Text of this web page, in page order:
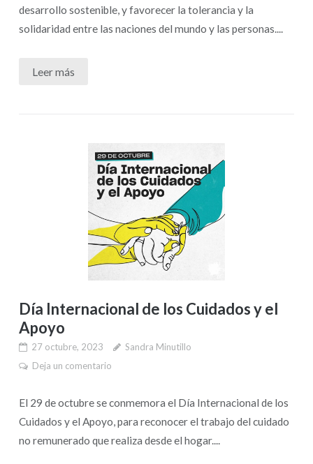
desarrollo sostenible, y favorecer la tolerancia y la
solidaridad entre las naciones del mundo y las personas....
Leer más
Día Internacional de los Cuidados y el
Apoyo
27 octubre, 2023
Sandra Minutillo
Deja un comentario
El 29 de octubre se conmemora el Día Internacional de los
Cuidados y el Apoyo, para reconocer el trabajo del cuidado
no remunerado que realiza desde el hogar....